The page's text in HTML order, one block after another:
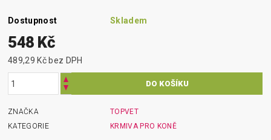
Dostupnost Skladem
548 Kč
489,29 Kč bez DPH
ZNAČKA
TOPVET
KATEGORIE
KRMIVA PRO KONĚ